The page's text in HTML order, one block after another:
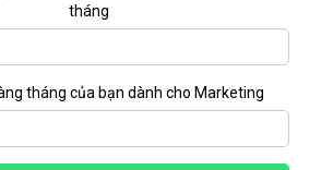
tháng
tháng của bạn dành cho Marketing